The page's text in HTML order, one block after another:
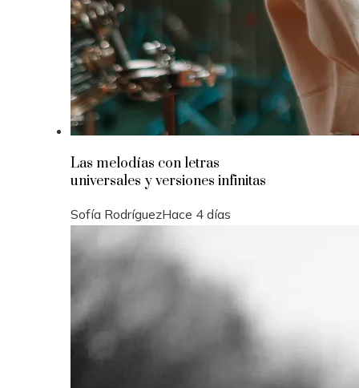
Las melodías con letras
universales y versiones infinitas
Sofía RodríguezHace 4 días